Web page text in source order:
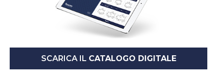
SCARICA IL CATALOGO DIGITALE